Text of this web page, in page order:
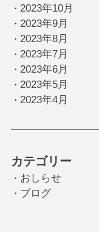
・ 2023年10月
・ 2023年9月
・ 2023年8月
・ 2023年7月
・ 2023年6月
・ 2023年5月
・ 2023年4月
カテゴリー
・ おしらせ
・ ブログ